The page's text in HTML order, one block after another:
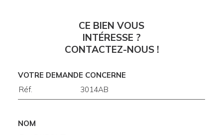
CE BIEN VOUS
INTÉRESSE ?
CONTACTEZ-NOUS !
VOTRE DEMANDE CONCERNE
NOM